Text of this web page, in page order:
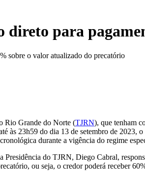
para
sobre o valor atualizado do precatório
Rio Grande do Norte (TJRN), que tenham
às 23h59 do dia 13 de setembro de
durante a vigência do regime
do TJRN, Diego Cabral,
ou seja, o credor poderá receber